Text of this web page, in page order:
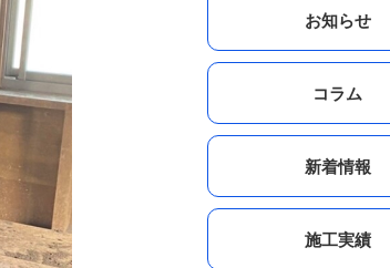
お知らせ
コラム
新着情報
施工実績